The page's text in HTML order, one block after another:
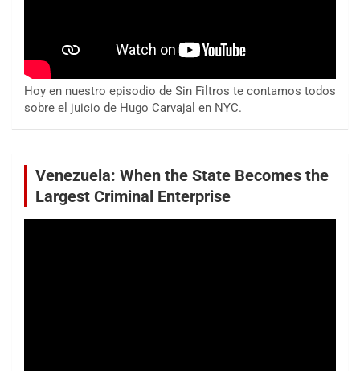
Hoy en nuestro episodio de Sin Filtros te contamos todos
sobre el juicio de Hugo Carvajal en NYC.
Venezuela: When the State Becomes the
Largest Criminal Enterprise